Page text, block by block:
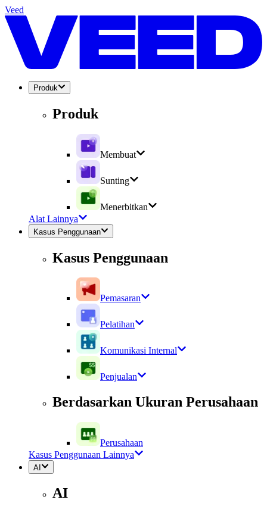
Veed
Produk
Produk
Membuat
Sunting
Menerbitkan
Alat Lainnya
Kasus Penggunaan
Kasus Penggunaan
Pemasaran
Pelatihan
Komunikasi Internal
Penjualan
Berdasarkan Ukuran Perusahaan
Perusahaan
Kasus Penggunaan Lainnya
AI
AI